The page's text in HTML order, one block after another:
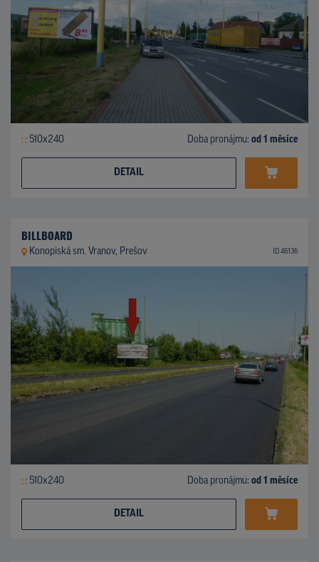
510x240 Doba pronájmu: od 1 měsíce
DETAIL
BILLBOARD
Konopiská sm. Vranov, Prešov ID 46136
510x240 Doba pronájmu: od 1 měsíce
DETAIL